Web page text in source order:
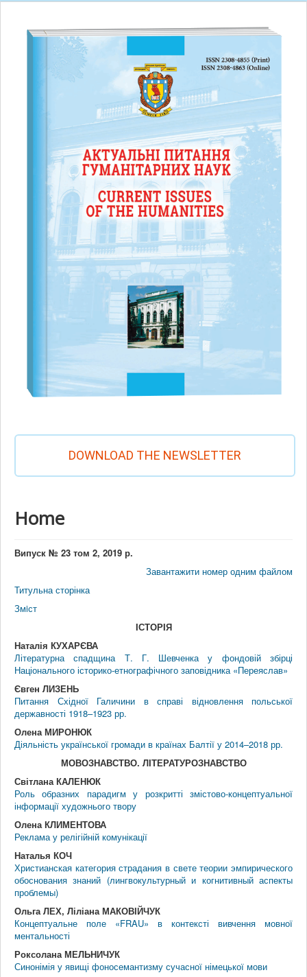
DOWNLOAD THE NEWSLETTER
Home
Випуск № 23 том 2, 2019 р.
Завантажити номер одним файлом
Титульна сторінка
Змiст
IСТОРIЯ
Наталія КУХАРЄВА
Літературна спадщина Т. Г. Шевченка у фондовій збірці
Національного історико-етнографічного заповідника «Переяслав»
Євген ЛИЗЕНЬ
Питання Східної Галичини в справі відновлення польської
державності 1918–1923 рр.
Олена МИРОНЮК
Діяльність української громади в країнах Балтії у 2014–2018 рр.
МОВОЗНАВСТВО. ЛIТЕРАТУРОЗНАВСТВО
Світлана КАЛЕНЮК
Роль образних парадигм у розкритті змістово-концептуальної
інформації художнього твору
Олена КЛИМЕНТОВА
Реклама у релігійній комунікації
Наталья КОЧ
Христианская категория страдания в свете теории эмпирического
обоснования знаний (лингвокультурный и когнитивный аспекты
проблемы)
Ольга ЛЕХ, Ліліана МАКОВІЙЧУК
Концептуальне поле «FRAU» в контексті вивчення мовної
ментальності
Роксолана МЕЛЬНИЧУК
Синонімія у явищі фоносемантизму сучасної німецької мови